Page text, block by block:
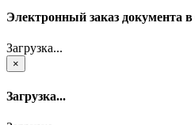
Электронный заказ документа
Загрузка...
×
Загрузка...